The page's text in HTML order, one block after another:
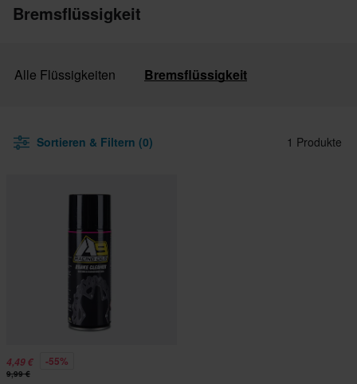
Bremsflüssigkeit
Alle Flüssigkeiten Bremsflüssigkeit
Sortieren & Filtern (0) 1 Produkte
4,49 € -55%
9,99 €